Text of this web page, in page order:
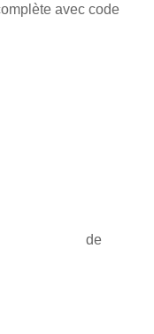
avec code
de